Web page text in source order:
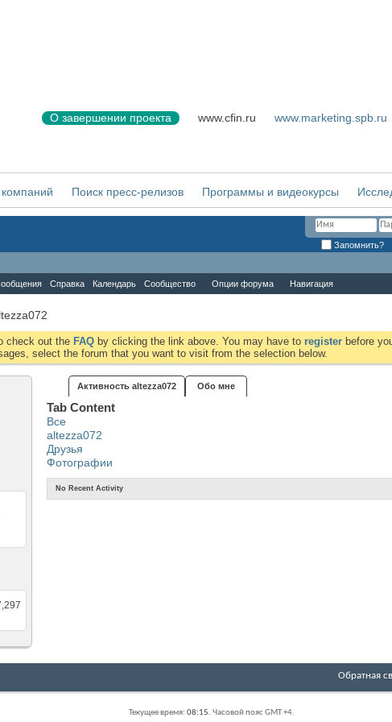
О завершении проекта www.cfin.ru www.marketing.spb.ru
Поиск пресс-релизов Программы и видеокурсы
Запомнить?
Справка Календарь Сообщество Опции форума Навигация
check out the FAQ by clicking the link above. You may have to register before
select the forum that you want to visit from the selection below.
Активность altezza072 Обо мне
Tab Content
Все
altezza072
Друзья
Фотографии
No Recent Activity
Обратная
Текущее время: 08:15. Часовой пояс GMT +4.